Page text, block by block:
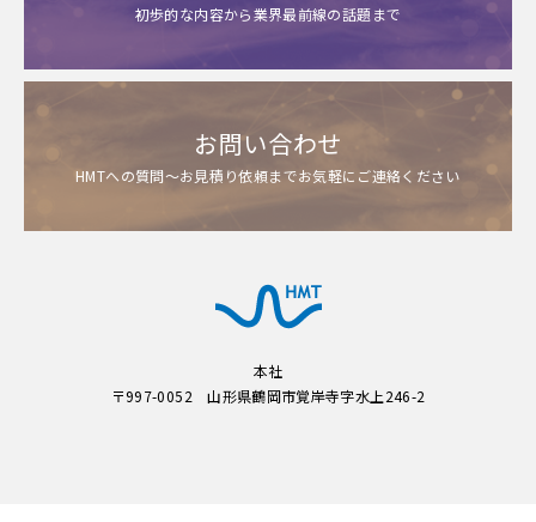
初歩的な内容から業界最前線の話題まで
お問い合わせ
HMTへの質問～お見積り依頼までお気軽にご連絡ください
本社
〒997-0052 山形県鶴岡市覚岸寺字水上246-2